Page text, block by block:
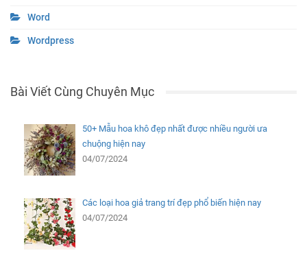
Word
Wordpress
Bài Viết Cùng Chuyên Mục
50+ Mẫu hoa khô đẹp nhất được nhiều người ưa
chuộng hiện nay
04/07/2024
Các loại hoa giả trang trí đẹp phổ biến hiện nay
04/07/2024